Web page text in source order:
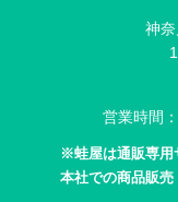
神
営業時間
※蛙屋は通販専用
本社での商品販売